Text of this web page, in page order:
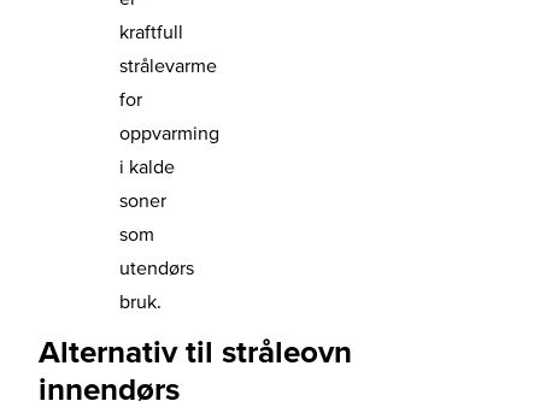
kraftfull
strålevarme
for
oppvarming
i kalde
soner
som
utendørs
bruk.
Alternativ til stråleovn
innendørs